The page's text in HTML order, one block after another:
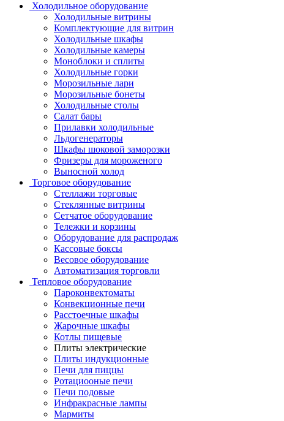
Холодильное оборудование
Холодильные витрины
Комплектующие для витрин
Холодильные шкафы
Холодильные камеры
Моноблоки и сплиты
Холодильные горки
Морозильные лари
Морозильные бонеты
Холодильные столы
Салат бары
Прилавки холодильные
Льдогенераторы
Шкафы шоковой заморозки
Фризеры для мороженого
Выносной холод
Торговое оборудование
Стеллажи торговые
Стеклянные витрины
Сетчатое оборудование
Тележки и корзины
Оборудование для распродаж
Кассовые боксы
Весовое оборудование
Автоматизация торговли
Тепловое оборудование
Пароконвектоматы
Конвекционные печи
Расстоечные шкафы
Жарочные шкафы
Котлы пищевые
Плиты электрические
Плиты индукционные
Печи для пиццы
Ротациооные печи
Печи подовые
Инфракрасные лампы
Мармиты